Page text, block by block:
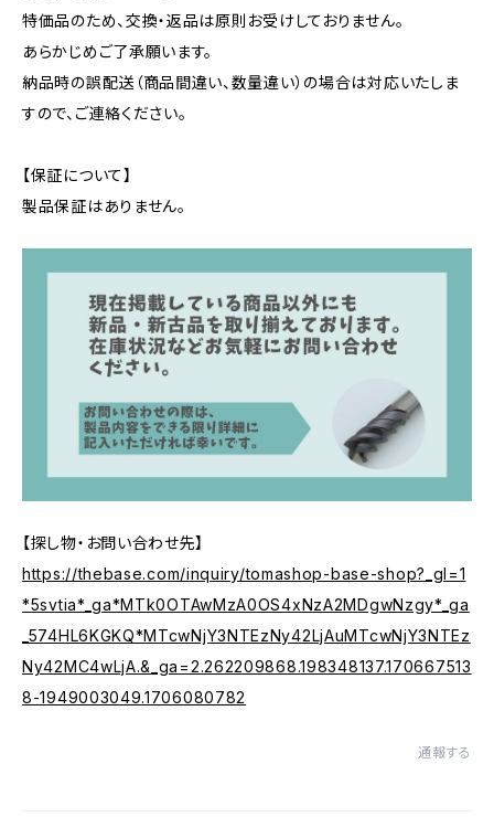
特価品のため、交換・返品は原則お受けしておりません。
あらかじめご了承願います。
納品時の誤配送（商品間違い、数量違い）の場合は対応いたしま
すので、ご連絡ください。
【保証について】
製品保証はありません。
【探し物・お問い合わせ先】
https://thebase.com/inquiry/tomashop-base-shop?_gl=1
*5svtia*_ga*MTk0OTAwMzA0OS4xNzA2MDgwNzgy*_ga
_574HL6KGKQ*MTcwNjY3NTEzNy42LjAuMTcwNjY3NTEz
Ny42MC4wLjA.&_ga=2.262209868.198348137.170667513
8-1949003049.1706080782
通報する